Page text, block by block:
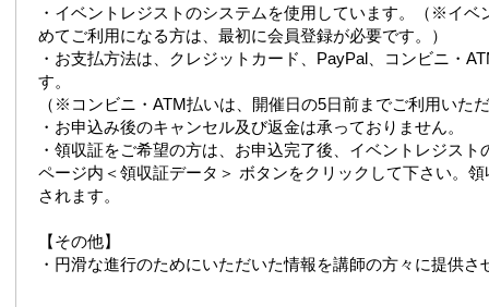
・イベントレジストのシステムを使用しています。（※イベ
めてご利用になる方は、最初に会員登録が必要です。）
・お支払方法は、クレジットカード、PayPal、コンビニ・
す。
（※コンビニ・ATM払いは、開催日の5日前までご利用いた
・お申込み後のキャンセル及び返金は承っておりません。
・領収証をご希望の方は、お申込完了後、イベントレジスト
ページ内＜領収証データ＞ ボタンをクリックして下さい。
されます。
【その他】
・円滑な進行のためにいただいた情報を講師の方々に提供さ